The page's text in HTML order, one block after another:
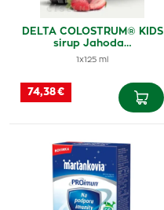
DELTA COLOSTRUM® KIDS
sirup Jahoda…
1x125 ml
74,38 €